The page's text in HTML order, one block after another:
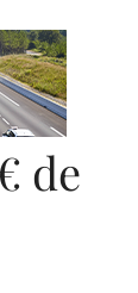
de